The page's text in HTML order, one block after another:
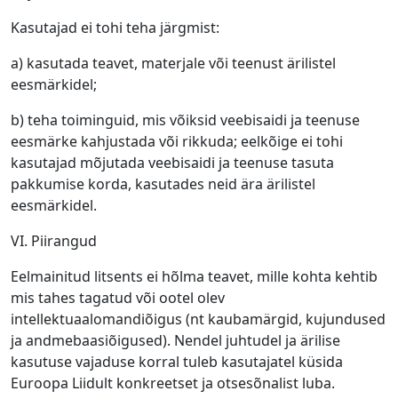
Kasutajad ei tohi teha järgmist:
a) kasutada teavet, materjale või teenust ärilistel
eesmärkidel;
b) teha toiminguid, mis võiksid veebisaidi ja teenuse
eesmärke kahjustada või rikkuda; eelkõige ei tohi
kasutajad mõjutada veebisaidi ja teenuse tasuta
pakkumise korda, kasutades neid ära ärilistel
eesmärkidel.
VI. Piirangud
Eelmainitud litsents ei hõlma teavet, mille kohta kehtib
mis tahes tagatud või ootel olev
intellektuaalomandiõigus (nt kaubamärgid, kujundused
ja andmebaasiõigused). Nendel juhtudel ja ärilise
kasutuse vajaduse korral tuleb kasutajatel küsida
Euroopa Liidult konkreetset ja otsesõnalist luba.